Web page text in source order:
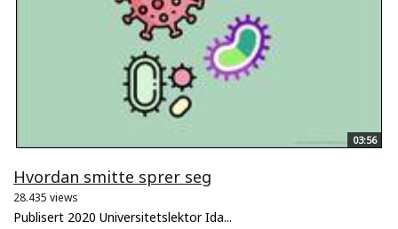
03:56
Hvordan smitte sprer seg
28.435 views
Publisert 2020 Universitetslektor Ida...